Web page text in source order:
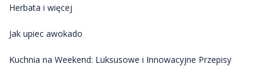
Herbata i więcej
Jak upiec awokado
Kuchnia na Weekend: Luksusowe i Innowacyjne Przepisy